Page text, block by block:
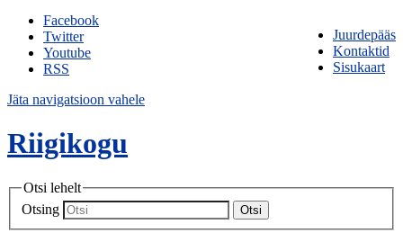
Juurdepääs
Kontaktid
Sisukaart
Facebook
Twitter
Youtube
RSS
Jäta navigatsioon vahele
Riigikogu
Otsi lehelt
Otsing
Otsi